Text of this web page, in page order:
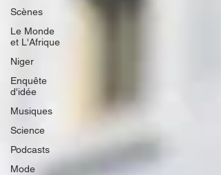
Scènes
Le Monde
et L'Afrique
Niger
Enquête
d'idée
Musiques
Science
Podcasts
Mode